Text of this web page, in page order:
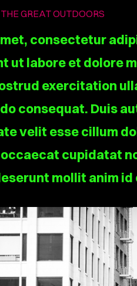
THE GREAT OUTDOORS
consectetur
ut labore et dolore
exercitation
consequat. Duis
velit esse cillum
cupidatat
mollit anim id